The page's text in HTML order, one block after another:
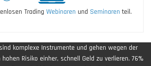
Trading Webinaren und Seminaren teil.
komplexe Instrumente und gehen wegen der
Risiko einher, schnell Geld zu verlieren. 76%